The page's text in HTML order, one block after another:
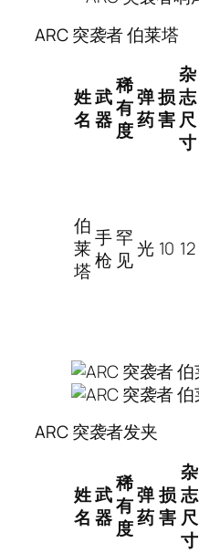
ARC 突袭者 伯莱塔
姓
名
武
器
稀
有
度
弹
药
损
害
杂
志
尺
寸
伯
莱
塔
手
枪
罕
见光 10 12
ARC 突袭者发夹
姓
名
武
器
稀
有
度
弹
药
损
害
杂
志
尺
寸